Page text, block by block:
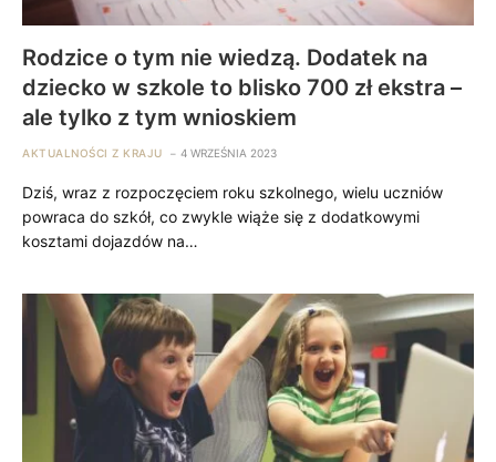
Rodzice o tym nie wiedzą. Dodatek na
dziecko w szkole to blisko 700 zł ekstra –
ale tylko z tym wnioskiem
AKTUALNOŚCI Z KRAJU 4 WRZEŚNIA 2023
Dziś, wraz z rozpoczęciem roku szkolnego, wielu uczniów
powraca do szkół, co zwykle wiąże się z dodatkowymi
kosztami dojazdów na…